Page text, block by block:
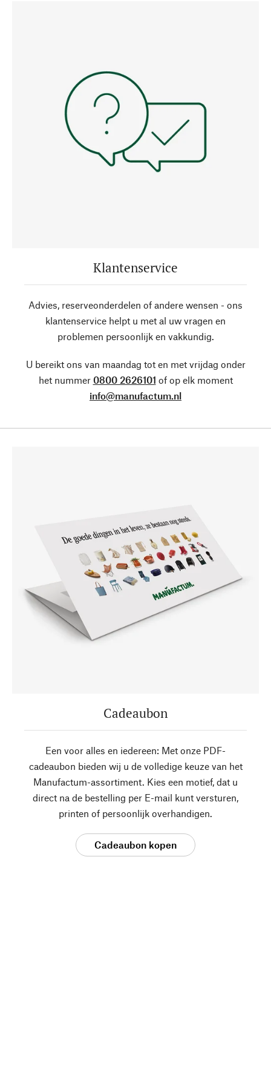
Klantenservice
Advies, reserveonderdelen of andere wensen - ons
klantenservice helpt u met al uw vragen en
problemen persoonlijk en vakkundig.
U bereikt ons van maandag tot en met vrijdag onder
het nummer 0800 2626101 of op elk moment
info@manufactum.nl
Cadeaubon
Een voor alles en iedereen: Met onze PDF-
cadeaubon bieden wij u de volledige keuze van het
Manufactum-assortiment. Kies een motief, dat u
direct na de bestelling per E-mail kunt versturen,
printen of persoonlijk overhandigen.
Cadeaubon kopen